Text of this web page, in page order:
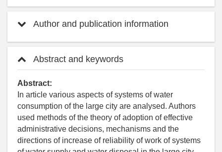
Author and publication information
Abstract and keywords
Abstract:
In article various aspects of systems of water
consumption of the large city are analysed. Authors
used methods of the theory of adoption of effective
administrative decisions, mechanisms and the
directions of increase of reliability of work of systems